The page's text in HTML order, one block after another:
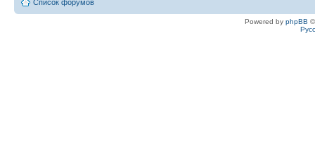
Список форумов
Powered by phpBB